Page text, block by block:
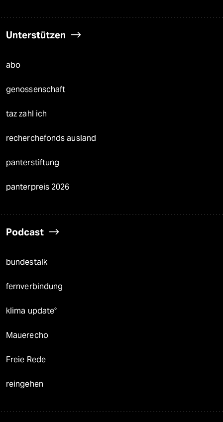
Unterstützen
abo
genossenschaft
taz zahl ich
recherchefonds ausland
panterstiftung
panterpreis 2026
Podcast
bundestalk
fernverbindung
klima update°
Mauerecho
Freie Rede
reingehen